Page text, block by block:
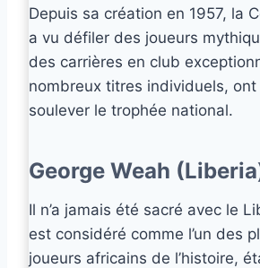
Depuis sa création en 1957, la
a vu défiler des joueurs
des carrières en club
nombreux titres individuels, ont
soulever le trophée national.
George Weah
Il n’a jamais été sacré avec le
est considéré comme l’un des
joueurs africains de l’histoire,